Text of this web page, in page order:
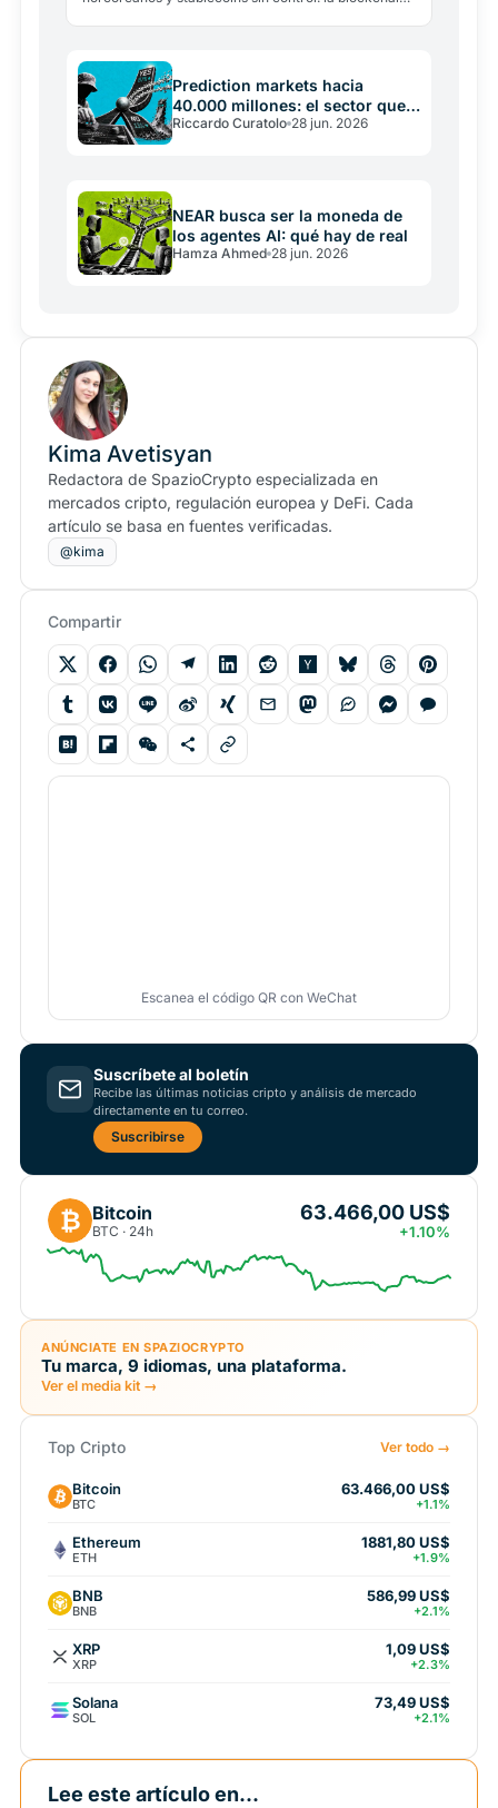
Prediction markets hacia
40.000 millones: el sector que
crece mientras crypto cae
Riccardo Curatolo 28 jun. 2026
NEAR busca ser la moneda de
los agentes AI: qué hay de real
Hamza Ahmed 28 jun. 2026
Kima Avetisyan
Redactora de SpazioCrypto especializada en
mercados cripto, regulación europea y DeFi. Cada
artículo se basa en fuentes verificadas.
@kima
Compartir
Escanea el código QR con WeChat
Suscríbete al boletín
Recibe las últimas noticias cripto y análisis de mercado
directamente en tu correo.
Suscribirse
₿ Bitcoin
BTC · 24h
63.466,00 US$
+1.10%
ANÚNCIATE EN SPAZIOCRYPTO
Tu marca, 9 idiomas, una plataforma.
Ver el media kit →
Top Cripto Ver todo →
Bitcoin
BTC
63.466,00 US$
+1.1%
Ethereum
ETH
1881,80 US$
+1.9%
BNB
BNB
586,99 US$
+2.1%
XRP
XRP
1,09 US$
+2.3%
Solana
SOL
73,49 US$
+2.1%
Lee este artículo en...